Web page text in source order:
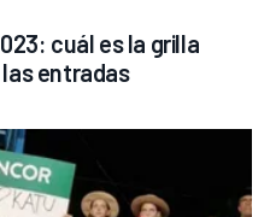
cuál es la grilla
entradas